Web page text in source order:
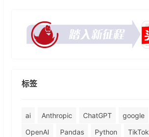
标签
ai Anthropic ChatGPT
google
OpenAI
Pandas Python
TikTok